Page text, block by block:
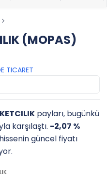
(MOPAS)
TICARET
payları, bugünkü
karşılaştı. -2,07 %
güncel fiyatı